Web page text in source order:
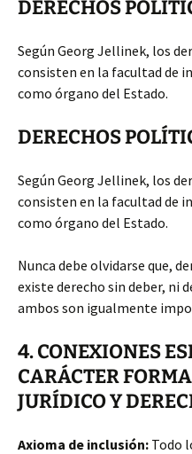
DERECHOS
Según Georg Jellinek, los
consisten en la facultad de
como órgano del Estado.
DERECHOS
Según Georg Jellinek, los
consisten en la facultad de
como órgano del Estado.
Nunca debe olvidarse que,
existe derecho sin deber, ni
ambos son igualmente
4. CONEXIONES
CARÁCTER
JURÍDICO Y
Axioma de inclusión: Todo